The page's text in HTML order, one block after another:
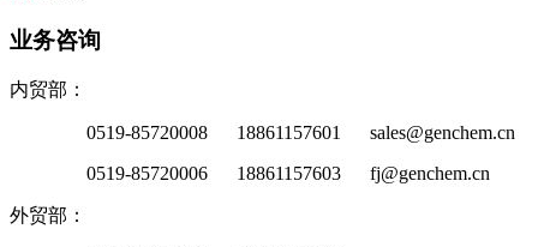
业务咨询
内贸部：
0519-85720008 18861157601 sales@genchem.cn
0519-85720006 18861157603 fj@genchem.cn
外贸部：